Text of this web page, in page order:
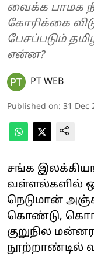
வைக்க பாமக
கோரிக்கை
பேசப்படும்
என்ன?
PT WEB
Published on: 31 Dec
சங்க
வள்ளல்களில்
நெடுமான்
கொண்டு,
குறுநில
நூற்றாண்டில்